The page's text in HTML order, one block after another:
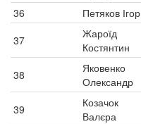
36
Петяков Ігор
37
Жароїд
Костянтин
38
Яковенко
Олександр
39
Козачок
Валєра